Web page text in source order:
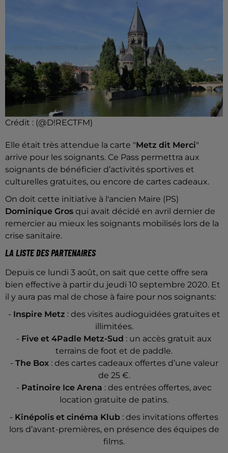
Crédit : (@D!RECTFM)
Elle était très attendue la carte "Metz dit Merci"
arrive pour les soignants. Ce Pass permettra aux
soignants de bénéficier d’activités sportives et
culturelles gratuites, ou encore de cartes cadeaux.
On doit cette initiative à l'ancien Maire (PS)
Dominique Gros qui avait décidé en avril dernier de
remercier au mieux les soignants mobilisés lors de la
crise sanitaire.
LA LISTE DES PARTENAIRES
Depuis ce lundi 3 août, on sait que cette offre sera
bien effective à partir du jeudi 10 septembre 2020. Et
il y aura pas mal de chose à faire pour nos soignants:
- Inspire Metz : des visites audioguidées gratuites et
illimitées.
- Five et 4Padle Metz-Sud : un accès gratuit aux
terrains de foot et de paddle.
- The Box: des cartes cadeaux offertes d’une valeur
de 25 €.
- Patinoire Ice Arena : des entrées offertes, avec
location gratuite de patins.
- Kinépolis et cinéma Klub : des invitations offertes
lors d’avant-premières, en présence des équipes de
films.